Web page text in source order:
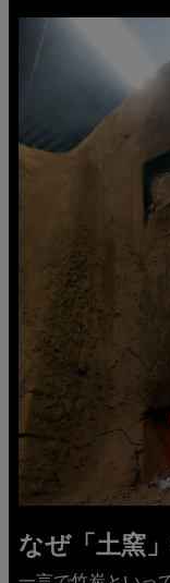
なぜ「土窯